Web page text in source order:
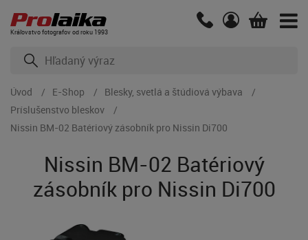
Kráľovstvo fotografov od roku 1993
Úvod E-Shop
Blesky, svetlá a štúdiová výbava
Príslušenstvo bleskov
Nissin BM-02 Batériový zásobník pro Nissin Di700
Nissin BM-02 Batériový
zásobník pro Nissin Di700